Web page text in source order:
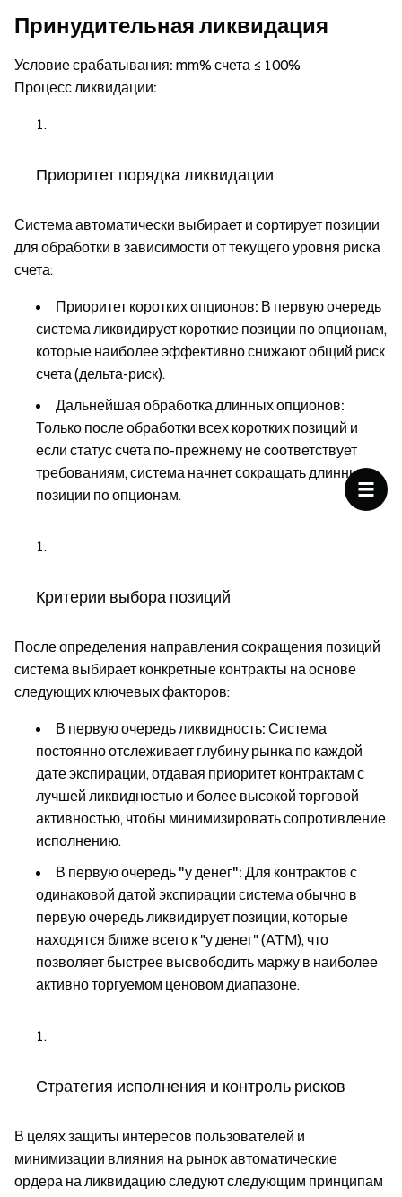
Принудительная ликвидация
Условие срабатывания: mm% счета ≤ 100%
Процесс ликвидации:
Приоритет порядка ликвидации
Система автоматически выбирает и сортирует позиции
для обработки в зависимости от текущего уровня риска
счета:
Приоритет коротких опционов: В первую очередь
система ликвидирует короткие позиции по опционам,
которые наиболее эффективно снижают общий риск
счета (дельта-риск).
Дальнейшая обработка длинных опционов:
Только после обработки всех коротких позиций и
если статус счета по-прежнему не соответствует
требованиям, система начнет сокращать длинные
позиции по опционам.
Критерии выбора позиций
После определения направления сокращения позиций
система выбирает конкретные контракты на основе
следующих ключевых факторов:
В первую очередь ликвидность: Система
постоянно отслеживает глубину рынка по каждой
дате экспирации, отдавая приоритет контрактам с
лучшей ликвидностью и более высокой торговой
активностью, чтобы минимизировать сопротивление
исполнению.
В первую очередь "у денег": Для контрактов с
одинаковой датой экспирации система обычно в
первую очередь ликвидирует позиции, которые
находятся ближе всего к "у денег" (ATM), что
позволяет быстрее высвободить маржу в наиболее
активно торгуемом ценовом диапазоне.
Стратегия исполнения и контроль рисков
В целях защиты интересов пользователей и
минимизации влияния на рынок автоматические
ордера на ликвидацию следуют следующим принципам